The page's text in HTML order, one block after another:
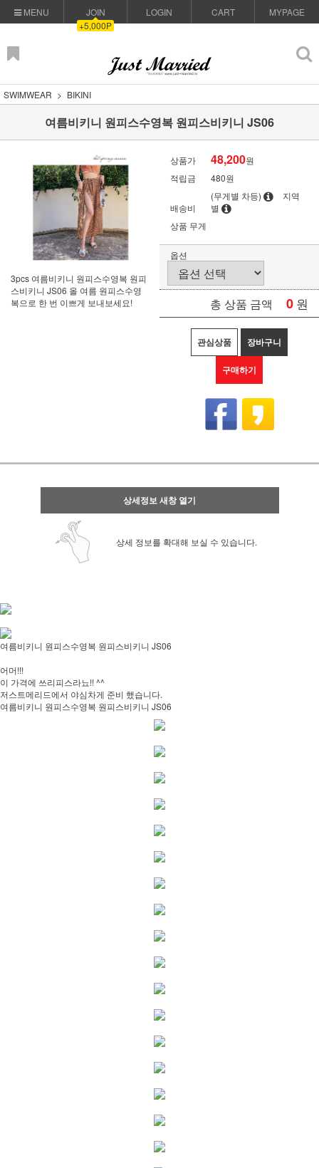
MENU
JOIN
+5,000P
LOGIN CART MYPAGE
SWIMWEAR BIKINI
여름비키니 원피스수영복 원피스비키니 JS06
3pcs 여름비키니 원피스수영복 원피
스비키니 JS06 올 여름 원피스수영
복으로 한 번 이쁘게 보내보세요!
상품가 48,200원
적립금
480원
배송비
(무게별 차등)
지역
별
상품 무게
옵션
총 상품 금액 0 원
관심상품 장바구니
구매하기
상세정보 새창 열기
상세 정보를 확대해 보실 수 있습니다.
여름비키니 원피스수영복 원피스비키니 JS06
어머!!!
이 가격에 쓰리피스라뇨!! ^^
저스트메리드에서 야심차게 준비 했습니다.
여름비키니 원피스수영복 원피스비키니 JS06